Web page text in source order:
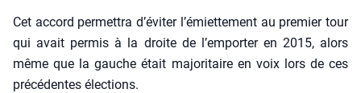
Cet accord per­met­tra d’éviter l’émiettement au pre­mier tour
qui avait per­mis à la droite de l’emporter en 2015, alors
même que la gauche était majo­ri­taire en voix lors de ces
pré­cé­dentes élec­tions.